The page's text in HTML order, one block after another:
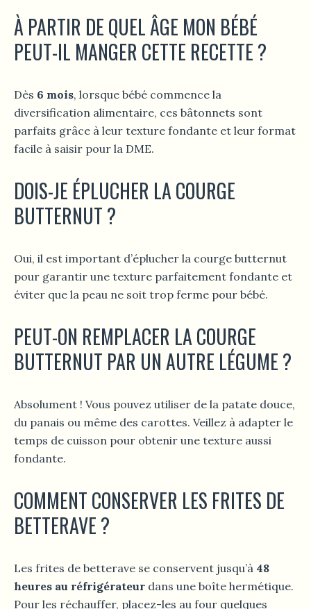
À PARTIR DE QUEL ÂGE MON BÉBÉ
PEUT-IL MANGER CETTE RECETTE ?
Dès 6 mois, lorsque bébé commence la
diversification alimentaire, ces bâtonnets sont
parfaits grâce à leur texture fondante et leur format
facile à saisir pour la DME.
DOIS-JE ÉPLUCHER LA COURGE
BUTTERNUT ?
Oui, il est important d’éplucher la courge butternut
pour garantir une texture parfaitement fondante et
éviter que la peau ne soit trop ferme pour bébé.
PEUT-ON REMPLACER LA COURGE
BUTTERNUT PAR UN AUTRE LÉGUME ?
Absolument ! Vous pouvez utiliser de la patate douce,
du panais ou même des carottes. Veillez à adapter le
temps de cuisson pour obtenir une texture aussi
fondante.
COMMENT CONSERVER LES FRITES DE
BETTERAVE ?
Les frites de betterave se conservent jusqu’à 48
heures au réfrigérateur dans une boîte hermétique.
Pour les réchauffer, placez-les au four quelques